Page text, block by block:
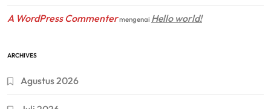
A WordPress Commentermengenai Hello world!
ARCHIVES
Agustus 2026